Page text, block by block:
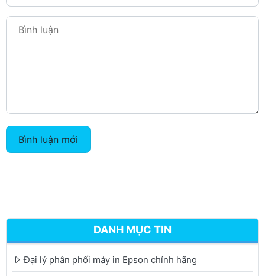
Bình luận mới
DANH MỤC TIN
Đại lý phân phối máy in Epson chính hãng